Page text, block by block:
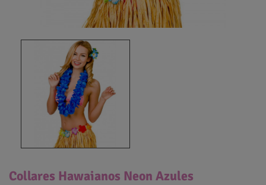
Collares Hawaianos Neon Azules